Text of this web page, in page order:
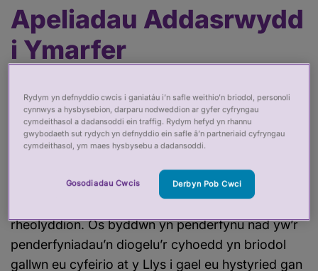
gynnwys
tudalen
Apeliadau Addasrwydd
i Ymarfer
addasrwydd i ymarfer yn cael eu cyfeirio at
wrandawiadau ffurfiol o flaen paneli neu
bwyllgorau addasrwydd i ymarfer.
Rydym yn adolygu pob penderfyniad terfynol a
rheolyddion. Os byddwn yn penderfynu nad yw’r
penderfyniadau’n diogelu’r cyhoedd yn briodol
gallwn eu cyfeirio at y Llys i gael eu hystyried gan
Rydym yn defnyddio cwcis i ganiatáu i’n safle weithio’n briodol, personoli
cynnwys a hysbysebion, darparu nodweddion ar gyfer cyfryngau
cymdeithasol a dadansoddi ein traffig. Rydym hefyd yn rhannu
gwybodaeth sut rydych yn defnyddio ein safle â’n partneriaid cyfryngau
cymdeithasol, ym maes hysbysebu a dadansoddi.
Gosodiadau Cwcis Derbyn Pob Cwci